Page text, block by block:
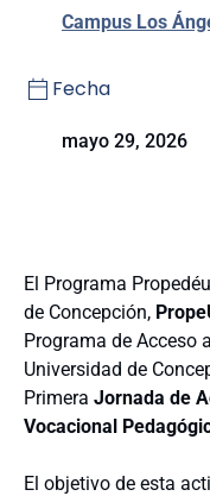
Campus Los
Fecha
mayo 29, 2026
El Programa
de Concepción,
Programa de Acceso
Universidad de
Primera Jornada de
Vocacional
El objetivo de esta